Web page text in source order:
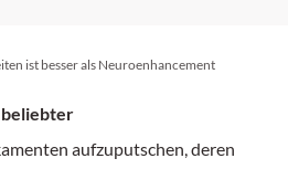
ist besser als Neuroenhancement
aufzuputschen, deren